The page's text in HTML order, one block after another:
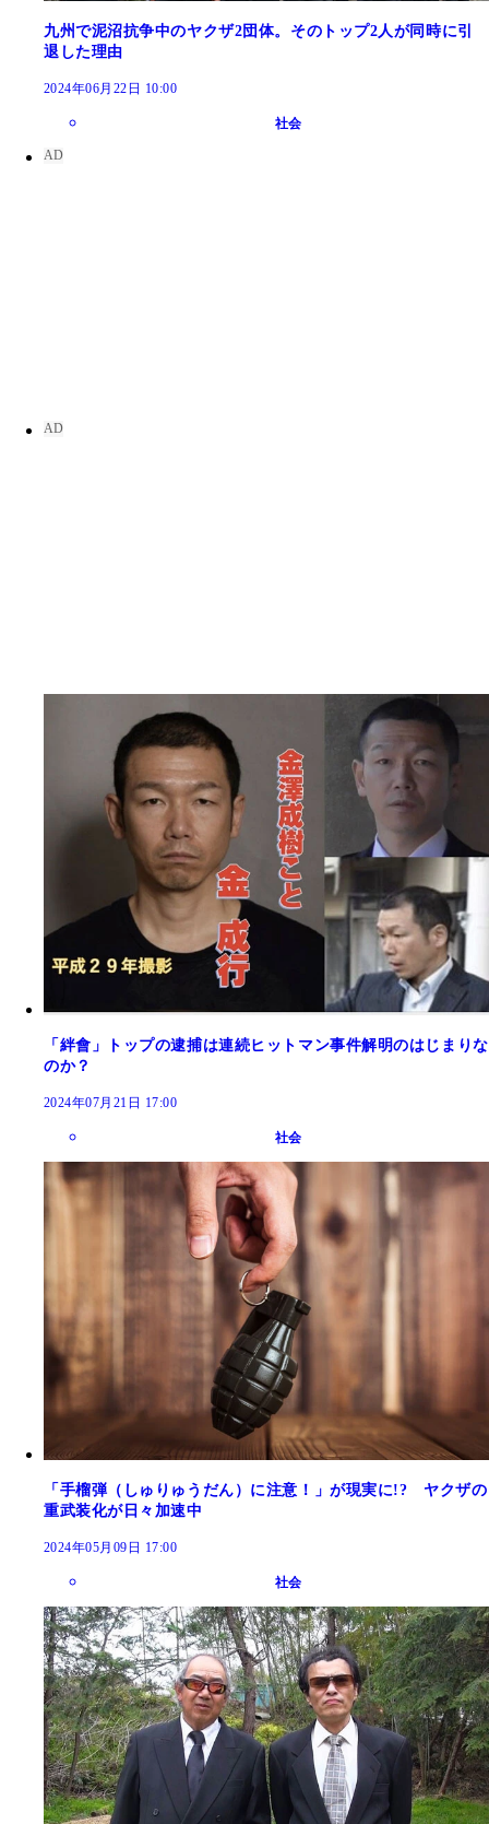
九州で泥沼抗争中のヤクザ2団体。そのトップ2人が同時に引
退した理由
2024年06月22日 10:00
社会
「絆會」トップの逮捕は連続ヒットマン事件解明のはじまりな
のか？
2024年07月21日 17:00
社会
「手榴弾（しゅりゅうだん）に注意！」が現実に!? ヤクザの
重武装化が日々加速中
2024年05月09日 17:00
社会